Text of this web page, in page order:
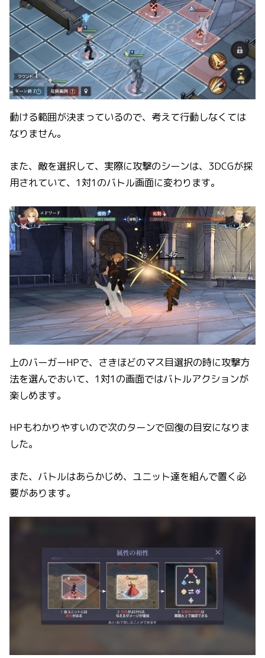
動ける範囲が決まっているので、考えて行動しなくては
なりません。
また、敵を選択して、実際に攻撃のシーンは、3DCGが採
用されていて、1対1のバトル画面に変わります。
上のバーガーHPで、さきほどのマス目選択の時に攻撃方
法を選んでおいて、1対1の画面ではバトルアクションが
楽しめます。
HPもわかりやすいので次のターンで回復の目安になりま
した。
また、バトルはあらかじめ、ユニット達を組んで置く必
要があります。